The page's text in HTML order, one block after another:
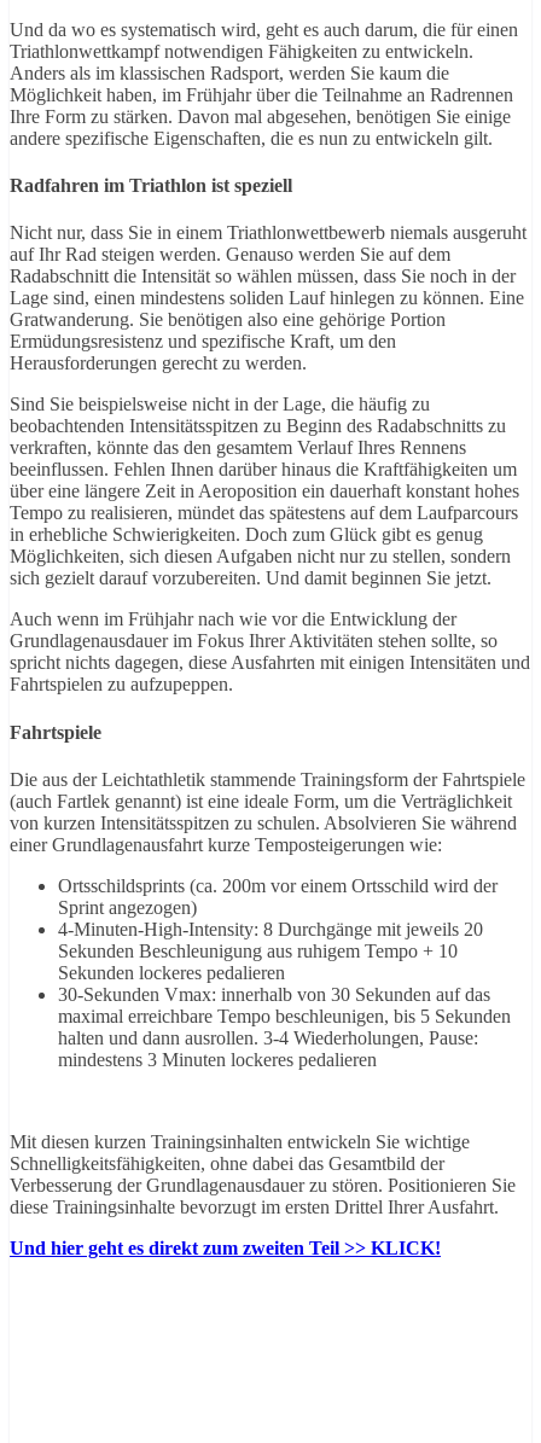
Und da wo es systematisch wird, geht es auch darum, die für einen
Triathlonwettkampf notwendigen Fähigkeiten zu entwickeln.
Anders als im klassischen Radsport, werden Sie kaum die
Möglichkeit haben, im Frühjahr über die Teilnahme an Radrennen
Ihre Form zu stärken. Davon mal abgesehen, benötigen Sie einige
andere spezifische Eigenschaften, die es nun zu entwickeln gilt.
Radfahren im Triathlon ist speziell
Nicht nur, dass Sie in einem Triathlonwettbewerb niemals ausgeruht
auf Ihr Rad steigen werden. Genauso werden Sie auf dem
Radabschnitt die Intensität so wählen müssen, dass Sie noch in der
Lage sind, einen mindestens soliden Lauf hinlegen zu können. Eine
Gratwanderung. Sie benötigen also eine gehörige Portion
Ermüdungsresistenz und spezifische Kraft, um den
Herausforderungen gerecht zu werden.
Sind Sie beispielsweise nicht in der Lage, die häufig zu
beobachtenden Intensitätsspitzen zu Beginn des Radabschnitts zu
verkraften, könnte das den gesamtem Verlauf Ihres Rennens
beeinflussen. Fehlen Ihnen darüber hinaus die Kraftfähigkeiten um
über eine längere Zeit in Aeroposition ein dauerhaft konstant hohes
Tempo zu realisieren, mündet das spätestens auf dem Laufparcours
in erhebliche Schwierigkeiten. Doch zum Glück gibt es genug
Möglichkeiten, sich diesen Aufgaben nicht nur zu stellen, sondern
sich gezielt darauf vorzubereiten. Und damit beginnen Sie jetzt.
Auch wenn im Frühjahr nach wie vor die Entwicklung der
Grundlagenausdauer im Fokus Ihrer Aktivitäten stehen sollte, so
spricht nichts dagegen, diese Ausfahrten mit einigen Intensitäten und
Fahrtspielen zu aufzupeppen.
Fahrtspiele
Die aus der Leichtathletik stammende Trainingsform der Fahrtspiele
(auch Fartlek genannt) ist eine ideale Form, um die Verträglichkeit
von kurzen Intensitätsspitzen zu schulen. Absolvieren Sie während
einer Grundlagenausfahrt kurze Temposteigerungen wie:
Ortsschildsprints (ca. 200m vor einem Ortsschild wird der
Sprint angezogen)
4-Minuten-High-Intensity: 8 Durchgänge mit jeweils 20
Sekunden Beschleunigung aus ruhigem Tempo + 10
Sekunden lockeres pedalieren
30-Sekunden Vmax: innerhalb von 30 Sekunden auf das
maximal erreichbare Tempo beschleunigen, bis 5 Sekunden
halten und dann ausrollen. 3-4 Wiederholungen, Pause:
mindestens 3 Minuten lockeres pedalieren
Mit diesen kurzen Trainingsinhalten entwickeln Sie wichtige
Schnelligkeitsfähigkeiten, ohne dabei das Gesamtbild der
Verbesserung der Grundlagenausdauer zu stören. Positionieren Sie
diese Trainingsinhalte bevorzugt im ersten Drittel Ihrer Ausfahrt.
Und hier geht es direkt zum zweiten Teil >> KLICK!